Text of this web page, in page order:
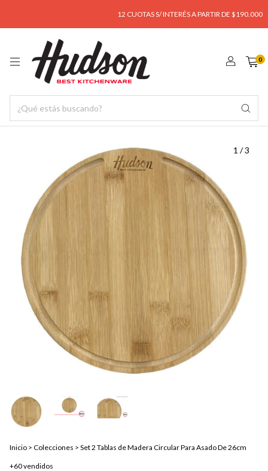
12 CUOTAS S/ INTERÉS A PARTIR DE $190.000
0
1 /3
Inicio > Colecciones > Set 2 Tablas de Madera Circular Para Asado De 26cm
+60 vendidos